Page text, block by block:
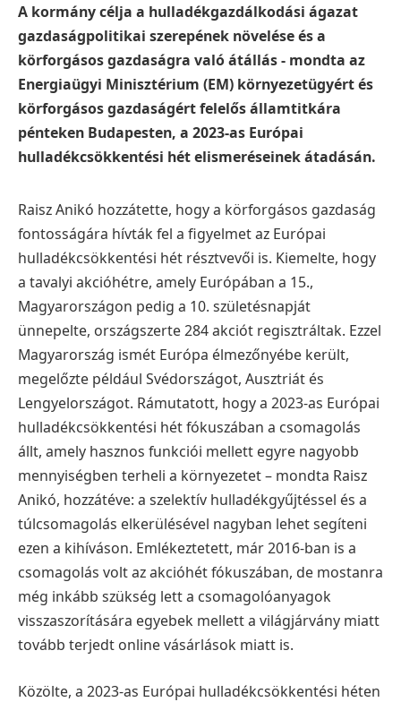
A kormány célja a hulladékgazdálkodási ágazat
gazdaságpolitikai szerepének növelése és a
körforgásos gazdaságra való átállás - mondta az
Energiaügyi Minisztérium (EM) környezetügyért és
körforgásos gazdaságért felelős államtitkára
pénteken Budapesten, a 2023-as Európai
hulladékcsökkentési hét elismeréseinek átadásán.
Raisz Anikó hozzátette, hogy a körforgásos gazdaság
fontosságára hívták fel a figyelmet az Európai
hulladékcsökkentési hét résztvevői is. Kiemelte, hogy
a tavalyi akcióhétre, amely Európában a 15.,
Magyarországon pedig a 10. születésnapját
ünnepelte, országszerte 284 akciót regisztráltak. Ezzel
Magyarország ismét Európa élmezőnyébe került,
megelőzte például Svédországot, Ausztriát és
Lengyelországot. Rámutatott, hogy a 2023-as Európai
hulladékcsökkentési hét fókuszában a csomagolás
állt, amely hasznos funkciói mellett egyre nagyobb
mennyiségben terheli a környezetet – mondta Raisz
Anikó, hozzátéve: a szelektív hulladékgyűjtéssel és a
túlcsomagolás elkerülésével nagyban lehet segíteni
ezen a kihíváson. Emlékeztetett, már 2016-ban is a
csomagolás volt az akcióhét fókuszában, de mostanra
még inkább szükség lett a csomagolóanyagok
visszaszorítására egyebek mellett a világjárvány miatt
tovább terjedt online vásárlások miatt is.
Közölte, a 2023-as Európai hulladékcsökkentési héten